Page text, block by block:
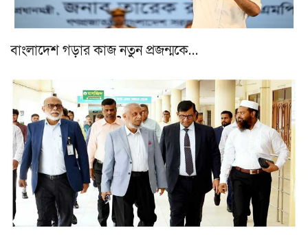
বাংলাদেশ গড়ার কাজ নতুন প্রজন্মকে…